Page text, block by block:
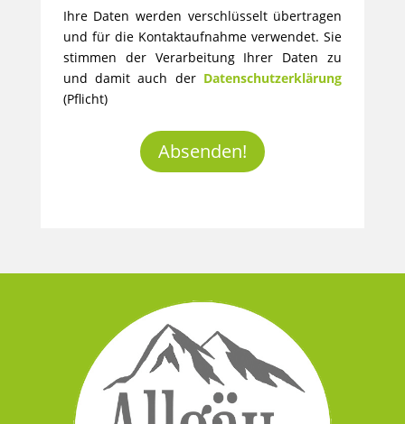
Ihre Daten werden verschlüsselt übertragen
und für die Kontaktaufnahme verwendet. Sie
stimmen der Verarbeitung Ihrer Daten zu
und damit auch der Datenschutzerklärung
(Pflicht)